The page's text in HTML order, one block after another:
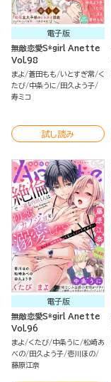
電子版
無敵恋愛S*girl Anette
Vol.98
まよ 蒼田もも いとすぎ常 く
たび 中条うに
田久よう子
寿ミコ
試し読み
電子版
無敵恋愛S*girl Anette
Vol.96
まよ くたび 中条うに 松崎あ
べの 田久よう子 壱川ほの
藤原江奈